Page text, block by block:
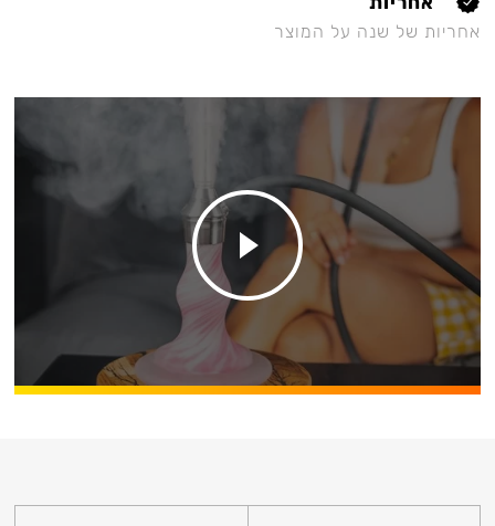
אחריות של שנה על המוצר